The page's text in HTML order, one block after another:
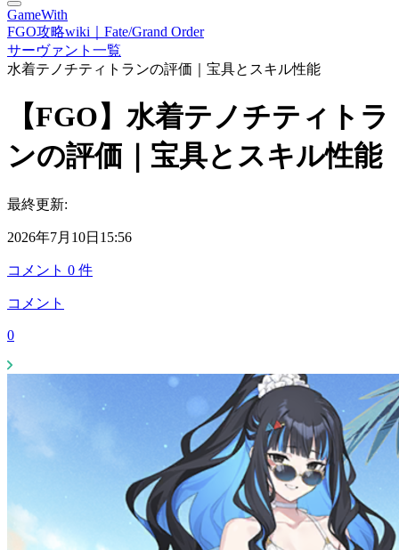
GameWith
FGO攻略wiki｜Fate/Grand Order
サーヴァント一覧
水着テノチティトランの評価｜宝具とスキル性能
【FGO】水着テノチティトラ
ンの評価｜宝具とスキル性能
最終更新:
2026年7月10日15:56
コメント 0 件
コメント
0